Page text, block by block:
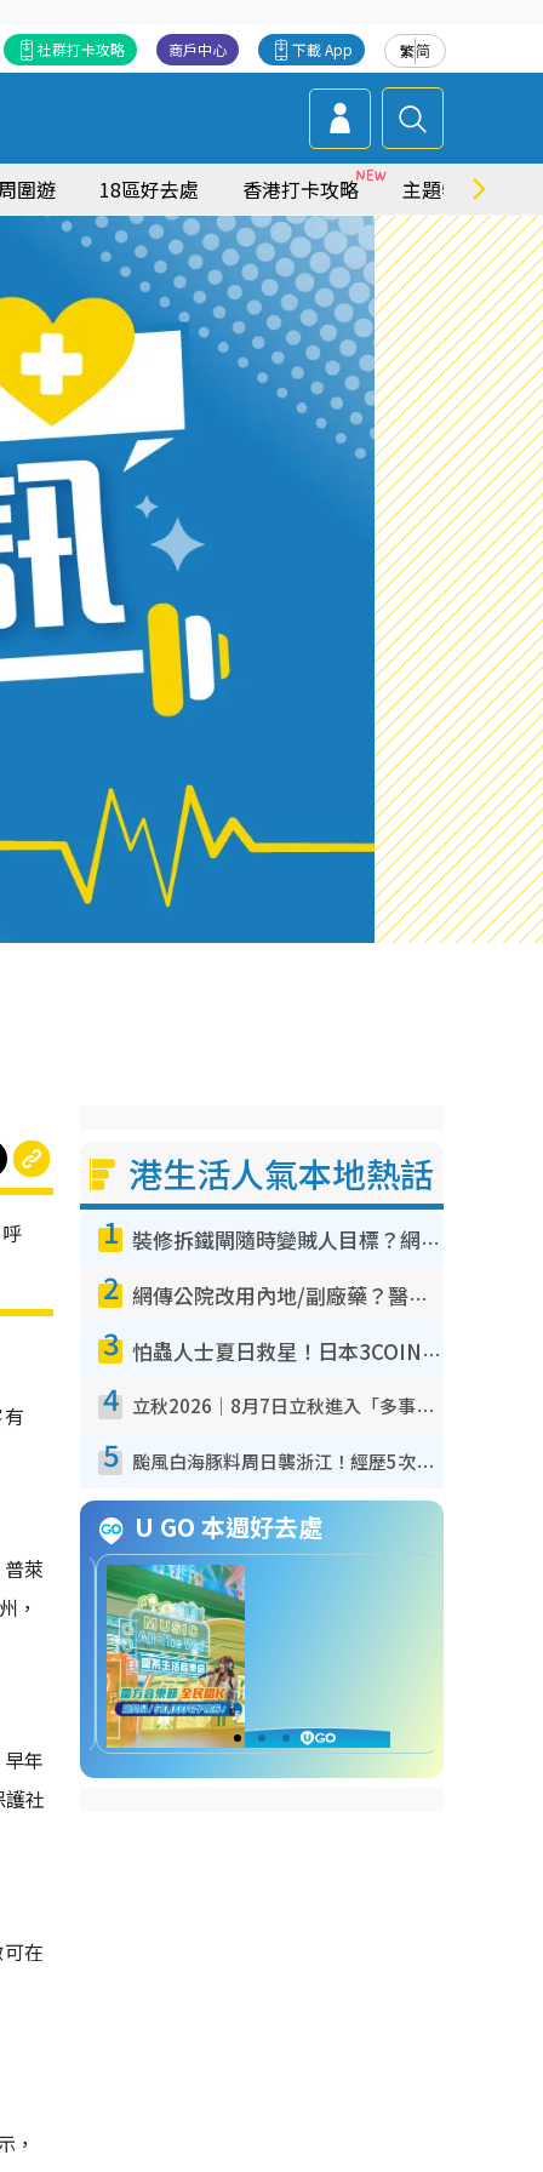
繁简
下載 App
商戶中心
社群打卡攻略
圍遊 18區好去處 香港打卡攻略 主題特集
萊
，
年
社
在
，
港生活人氣本地熱話
1 裝修拆鐵閘隨時變賊人目標？網民揭2大關鍵用途：裝新式等於白裝？附新舊鐵閘分別
2 網傳公院改用內地/副廠藥？醫生拆解正副廠分別 揭4類人換藥隨時出事
3 怕蟲人士夏日救星！日本3COINS爆紅驅蟲神器$45起 1招「全程免觸碰」輕鬆搞定小強
4 立秋2026｜8月7日立秋進入「多事之秋」 3件事唔做得！專家教6招開運 清枱頭／銀包納氣接好運
5 颱風白海豚料周日襲浙江！經歷5次「眼牆置換」極罕見 成登陸內地最長途颱風
U GO 本週好去處